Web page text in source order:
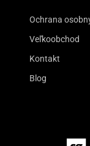
Ochrana
Veľkoobchod
Kontakt
Blog